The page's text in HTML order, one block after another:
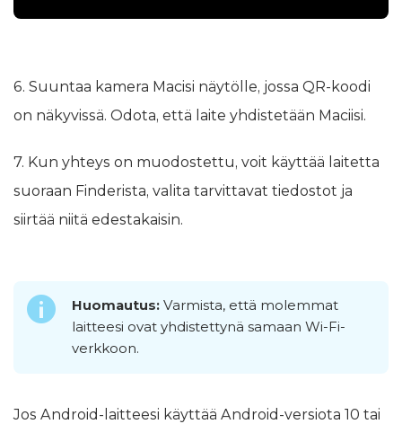
6. Suuntaa kamera Macisi näytölle, jossa QR-koodi
on näkyvissä. Odota, että laite yhdistetään Maciisi.
7. Kun yhteys on muodostettu, voit käyttää laitetta
suoraan Finderista, valita tarvittavat tiedostot ja
siirtää niitä edestakaisin.
Huomautus: Varmista, että molemmat
laitteesi ovat yhdistettynä samaan Wi-Fi-
verkkoon.
Jos Android-laitteesi käyttää Android-versiota 10 tai